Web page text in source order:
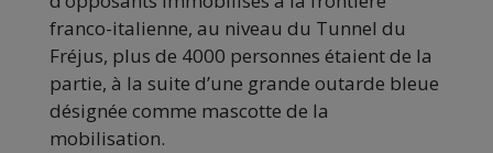
franco-italienne, au niveau du Tunnel du
Fréjus, plus de 4000 personnes étaient de la
partie, à la suite d’une grande outarde bleue
désignée comme mascotte de la
mobilisation.